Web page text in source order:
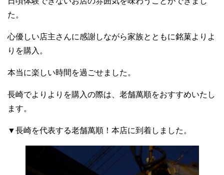
た。
心優しい店主さんに感謝しながら家族とともに銘菓よりよ
りを購入。
本当に楽しい時間を過ごせました。
長崎でよりよりを購入の際は、老舗萬順をおすすめいたし
ます。
▼長崎を代表する老舗萬順！本店に到着しました。